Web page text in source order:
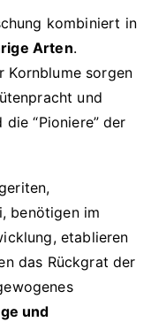
kombiniert in
Arten.
Kornblume sorgen
und
“Pioniere” der
benötigen im
etablieren
das Rückgrat der
und